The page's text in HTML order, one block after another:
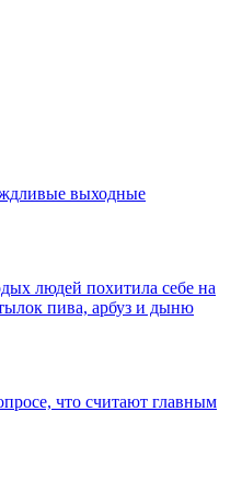
выходные
людей похитила себе на
пива, арбуз и дыню
что считают главным